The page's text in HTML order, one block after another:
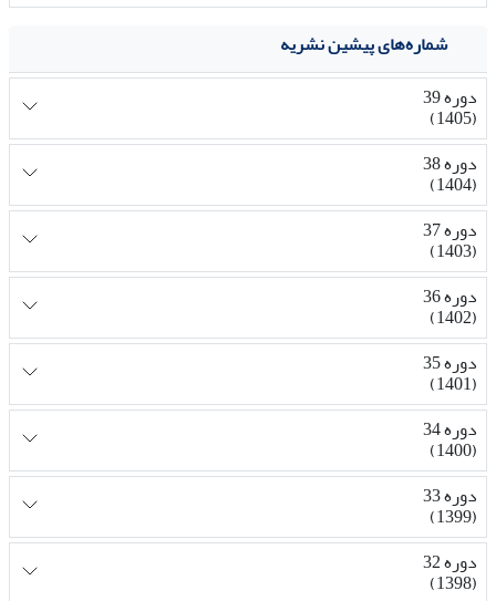
شماره‌های پیشین نشریه
دوره 39
(1405)
دوره 38
(1404)
دوره 37
(1403)
دوره 36
(1402)
دوره 35
(1401)
دوره 34
(1400)
دوره 33
(1399)
دوره 32
(1398)